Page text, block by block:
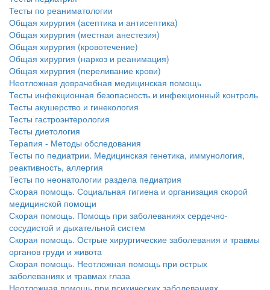
Тесты по реаниматологии
Общая хирургия (асептика и антисептика)
Общая хирургия (местная анестезия)
Общая хирургия (кровотечение)
Общая хирургия (наркоз и реанимация)
Общая хирургия (переливание крови)
Неотложная доврачебная медицинская помощь
Тесты инфекционная безопасность и инфекционный контроль
Тесты акушерство и гинекология
Тесты гастроэнтерология
Тесты диетология
Терапия - Методы обследования
Тесты по педиатрии. Медицинская генетика, иммунология,
реактивность, аллергия
Тесты по неонатологии раздела педиатрия
Скорая помощь. Социальная гигиена и организация скорой
медицинской помощи
Скорая помощь. Помощь при заболеваниях сердечно-
сосудистой и дыхательной систем
Скорая помощь. Острые хирургические заболевания и травмы
органов груди и живота
Скорая помощь. Неотложная помощь при острых
заболеваниях и травмах глаза